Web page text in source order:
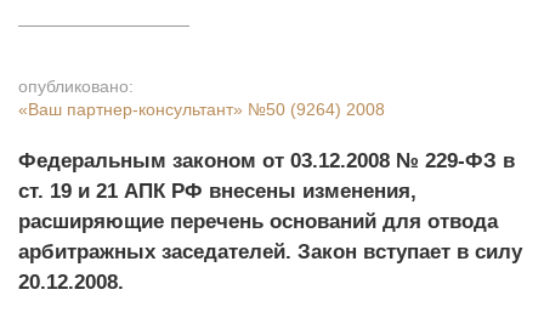
опубликовано:
«Ваш партнер-консультант» №50 (9264) 2008
Федеральным законом от 03.12.2008 № 229-ФЗ в
ст. 19 и 21 АПК РФ внесены изменения,
расширяющие перечень оснований для отвода
арбитражных заседателей. Закон вступает в силу
20.12.2008.